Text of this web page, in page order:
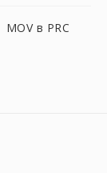
MOV в PRC